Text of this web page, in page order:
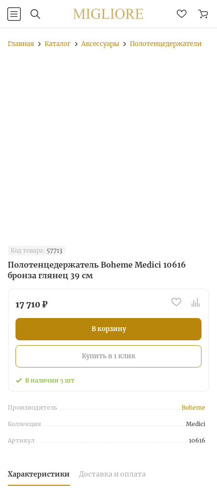
Главная Каталог Аксессуары Полотенцедержатели
Код товара: 57713
Полотенцедержатель Boheme Medici 10616
бронза глянец 39 см
17 710 ₽
В корзину
Купить в 1 клик
В наличии 5 шт
Производитель Boheme
Коллекция Medici
Артикул 10616
Характеристики Доставка и оплата